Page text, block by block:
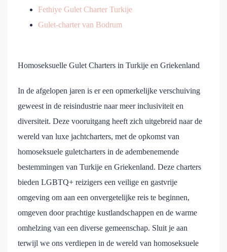
Fethiye Gulet Charter Turkije
Gulet-charter van Bodrum
Homoseksuelle Gulet Charters in Turkije en Griekenland
In de afgelopen jaren is er een opmerkelijke verschuiving
geweest in de reisindustrie naar meer inclusiviteit en
diversiteit. Deze vooruitgang heeft zich uitgebreid naar de
wereld van luxe jachtcharters, met de opkomst van
homoseksuele guletcharters in de adembenemende
bestemmingen van Turkije en Griekenland. Deze charters
bieden LGBTQ+ reizigers een veilige en gastvrije
omgeving om aan een onvergetelijke reis te beginnen,
omgeven door prachtige kustlandschappen en de warme
omhelzing van een diverse gemeenschap. Sluit je aan
terwijl we ons verdiepen in de wereld van homoseksuele